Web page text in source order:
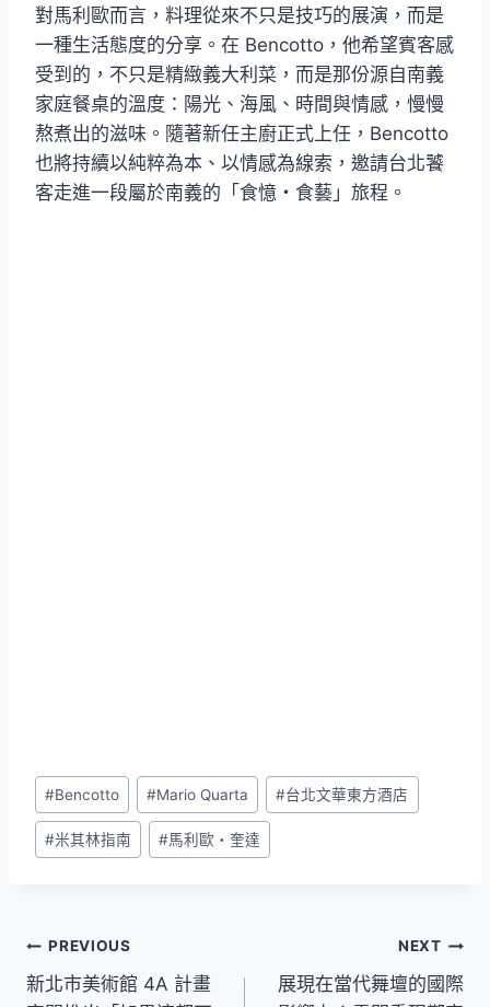
對馬利歐而言，料理從來不只是技巧的展演，而是
一種生活態度的分享。在 Bencotto，他希望賓客感
受到的，不只是精緻義大利菜，而是那份源自南義
家庭餐桌的溫度：陽光、海風、時間與情感，慢慢
熬煮出的滋味。隨著新任主廚正式上任，Bencotto
也將持續以純粹為本、以情感為線索，邀請台北饕
客走進一段屬於南義的「食憶・食藝」旅程。
Post
Tags:
#Bencotto #Mario Quarta #台北文華東方酒店
#米其林指南 #馬利歐・奎達
文
章
PREVIOUS
新北市美術館 4A 計畫
NEXT
展現在當代舞壇的國際